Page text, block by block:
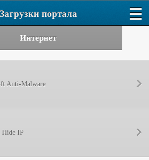
Загрузки портала
Интернет
Anti-Malware
Hide IP